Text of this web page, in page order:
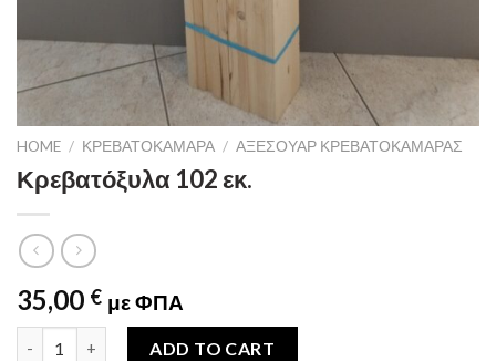
HOME / ΚΡΕΒΑΤΟΚΆΜΑΡΑ / ΑΞΕΣΟΥΆΡ ΚΡΕΒΑΤΟΚΆΜΑΡΑΣ
Κρεβατόξυλα 102 εκ.
35,00 € με ΦΠΑ
ADD TO CART